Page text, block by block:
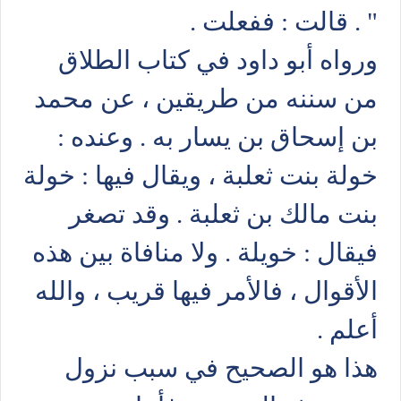
" . قالت : ففعلت .
ورواه أبو داود في كتاب الطلاق
من سننه من طريقين ، عن محمد
بن إسحاق بن يسار به . وعنده :
خولة بنت ثعلبة ، ويقال فيها : خولة
بنت مالك بن ثعلبة . وقد تصغر
فيقال : خويلة . ولا منافاة بين هذه
الأقوال ، فالأمر فيها قريب ، والله
أعلم .
هذا هو الصحيح في سبب نزول